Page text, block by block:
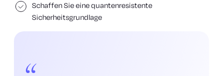
Schaffen Sie eine quantenresistente
Sicherheitsgrundlage